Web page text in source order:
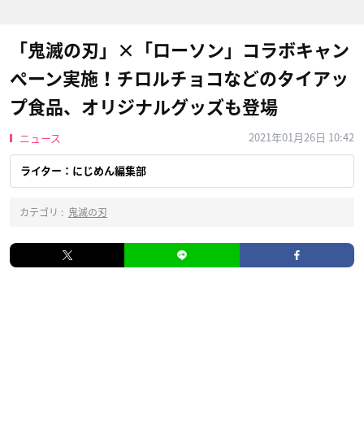
「鬼滅の刃」×「ローソン」コラボキャン
ペーン実施！チロルチョコなどのタイアッ
プ食品、オリジナルグッズも登場
ニュース 2021年01月26日 10:42
ライター：にじめん編集部
カテゴリ : 鬼滅の刃